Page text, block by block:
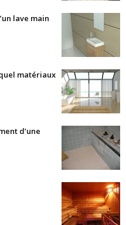
lave main
matériaux
d’une